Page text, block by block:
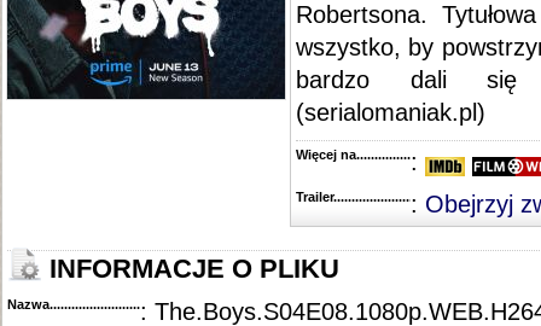
Robertsona.
wszystko, by
bardzo dali się
(serialomaniak.pl)
Więcej na........................................
:
Trailer...........................................
: Obejrzyj
INFORMACJE O PLIKU
Nazwa.............................................
: